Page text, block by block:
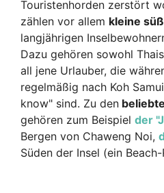
Touristenhorden zerstört
zählen vor allem kleine
langjährigen
Dazu gehören sowohl
all jene Urlauber, die
regelmäßig nach Koh
know" sind. Zu den
gehören zum Beispiel der
Bergen von Chaweng Noi,
Süden der Insel (ein